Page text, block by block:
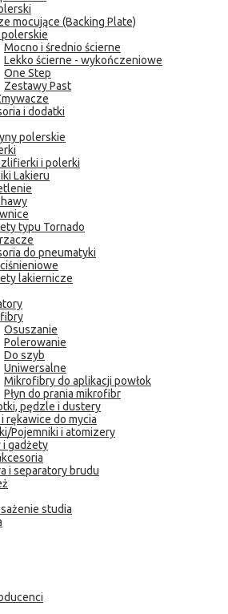
mocujące (Backing Plate)
polerskie
Mocno i średnio ścierne
Lekko ścierne - wykończeniowe
One Step
Zestawy Past
i dodatki
polerskie
i polerki
Lakieru
typu Tornado
do pneumatyki
lakiernicze
Osuszanie
Polerowanie
Do szyb
Uniwersalne
Mikrofibry do aplikacji powłok
Płyn do prania mikrofibr
pędzle i dustery
i rękawice do mycia
Pojemniki i atomizery
i gadżety
i separatory brudu
studia